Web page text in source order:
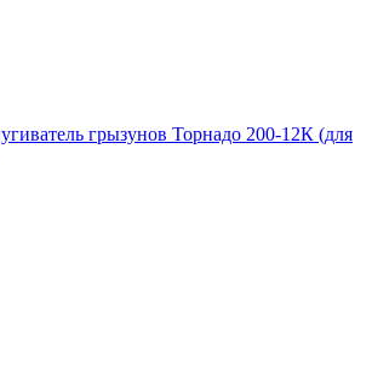
грызунов Торнадо 200-12К (для